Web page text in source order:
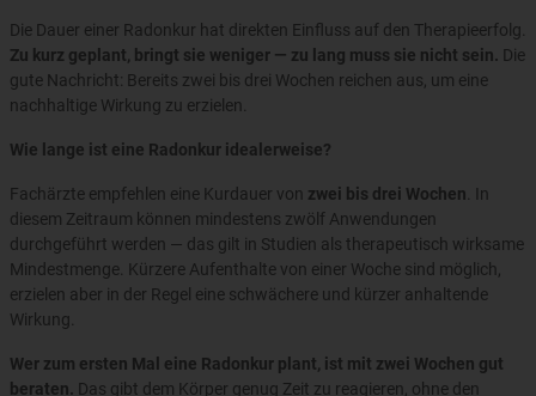
Die Dauer einer Radonkur hat direkten Einfluss auf den Therapieerfolg.
Zu kurz geplant, bringt sie weniger — zu lang muss sie nicht sein. Die
gute Nachricht: Bereits zwei bis drei Wochen reichen aus, um eine
nachhaltige Wirkung zu erzielen.
Wie lange ist eine Radonkur idealerweise?
Fachärzte empfehlen eine Kurdauer von zwei bis drei Wochen . In
diesem Zeitraum können mindestens zwölf Anwendungen
durchgeführt werden — das gilt in Studien als therapeutisch wirksame
Mindestmenge. Kürzere Aufenthalte von einer Woche sind möglich,
erzielen aber in der Regel eine schwächere und kürzer anhaltende
Wirkung.
Wer zum ersten Mal eine Radonkur plant, ist mit zwei Wochen gut
beraten. Das gibt dem Körper genug Zeit zu reagieren, ohne den